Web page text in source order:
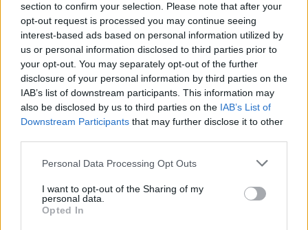
section to confirm your selection. Please note that after your
opt-out request is processed you may continue seeing
interest-based ads based on personal information utilized by
us or personal information disclosed to third parties prior to
your opt-out. You may separately opt-out of the further
disclosure of your personal information by third parties on the
IAB’s list of downstream participants. This information may
also be disclosed by us to third parties on the IAB’s List of
Downstream Participants that may further disclose it to other
Personal Data Processing Opt Outs
I want to opt-out of the Sharing of my
personal data.
Opted In
00:10:59
Kas yra mėšlo separatorius ir kuo jis naudingas
auginant galvijus?
Laidos | Kaimo akademija
Rusijos skulptorius metų simbolį gaidį pastatė iš mėšlo
Žinios | Pasaulis
Ūkininko įžūlumas: srutomis užleido kaimynus
Žinios | Lietuvos diena